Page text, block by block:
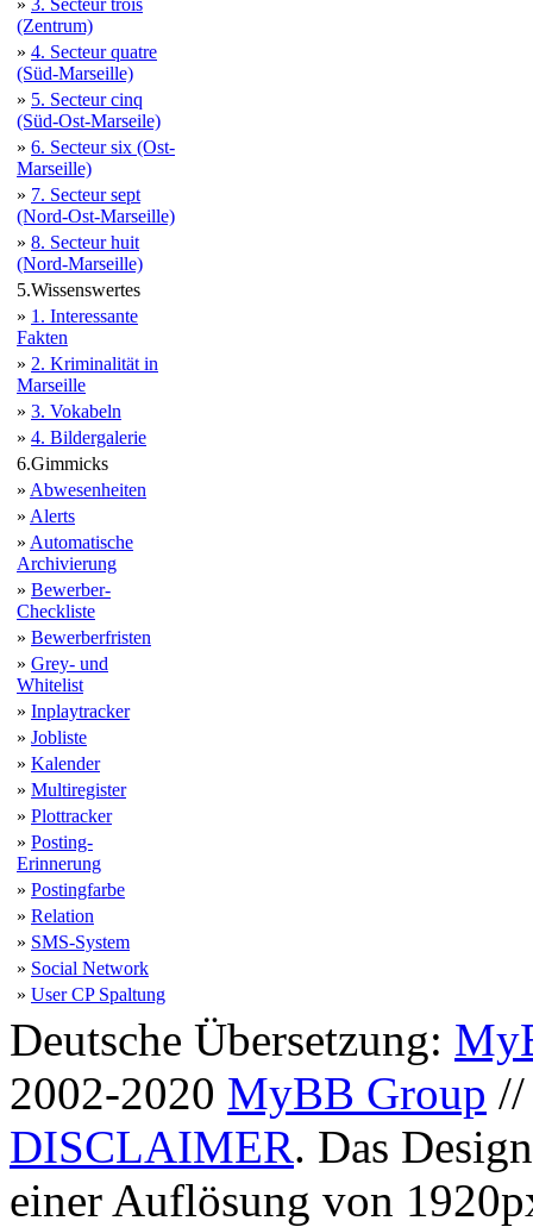
» 3. Secteur trois
(Zentrum)
» 4. Secteur quatre
(Süd-Marseille)
» 5. Secteur cinq
(Süd-Ost-Marseile)
» 6. Secteur six (Ost-
Marseille)
» 7. Secteur sept
(Nord-Ost-Marseille)
» 8. Secteur huit
(Nord-Marseille)
5.Wissenswertes
» 1. Interessante
Fakten
» 2. Kriminalität in
Marseille
» 3. Vokabeln
» 4. Bildergalerie
6.Gimmicks
» Abwesenheiten
» Alerts
» Automatische
Archivierung
» Bewerber-
Checkliste
» Bewerberfristen
» Grey- und
Whitelist
» Inplaytracker
» Jobliste
» Kalender
» Multiregister
» Plottracker
» Posting-
Erinnerung
» Postingfarbe
» Relation
» SMS-System
» Social Network
» User CP Spaltung
Deutsche Übersetzung:
2002-2020 MyBB Group
DISCLAIMER. Das
einer Auflösung von